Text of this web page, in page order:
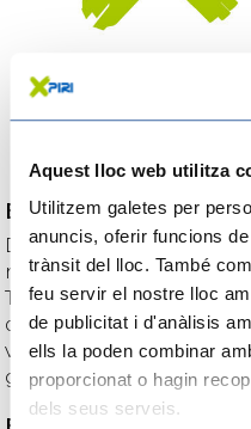
Aquest lloc web utilitza
Utilitzem galetes per
anuncis, oferir funcions
trànsit del lloc. També
feu servir el nostre lloc
de publicitat i d'anàlisis
ells la poden combinar
proporcionat o hagin
dels seus serveis.
Experiències
Descobreix històries,
nostres propostes i
Terres de l’Ebre. On
què menjar… tot el que
visitar les Terres de
gastronomia i cultura al